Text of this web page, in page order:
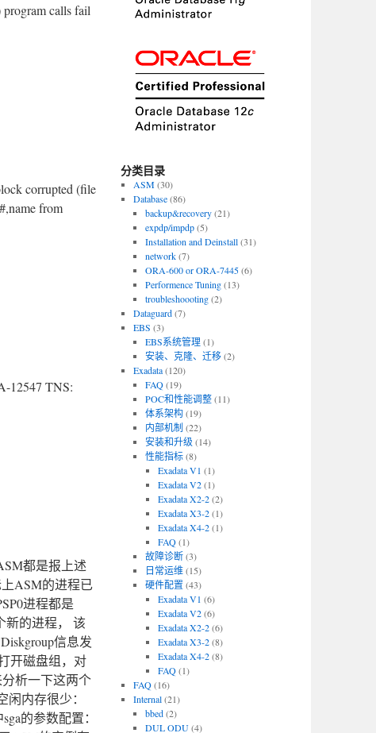
calls fail
corrupted (file
from
12547 TNS:
都是报上述
ASM的进程已
进程都是
新的进程， 该
信息发
开磁盘组，对
析一下这两个
内存很少：
的参数配置：
分类目录
ASM(30)
Database(86)
backup&recovery(21)
expdp/impdp(5)
Installation and Deinstall(31)
network(7)
ORA-600 or ORA-7445(6)
Performence Tuning(13)
troubleshoooting(2)
Dataguard(7)
EBS (3)
EBS系统管理(1)
安装、克隆、迁移(2)
Exadata(120)
FAQ(19)
POC和性能调整(11)
体系架构(19)
内部机制 (22)
安装和升级 (14)
性能指标(8)
Exadata V1 (1)
Exadata V2(1)
Exadata X2-2(2)
Exadata X3-2(1)
Exadata X4-2(1)
FAQ(1)
故障诊断(3)
日常运维(15)
硬件配置 (43)
Exadata V1 (6)
Exadata V2(6)
Exadata X2-2(6)
Exadata X3-2(8)
Exadata X4-2(8)
FAQ(1)
FAQ(16)
Internal(21)
bbed(2)
DUL ODU(4)